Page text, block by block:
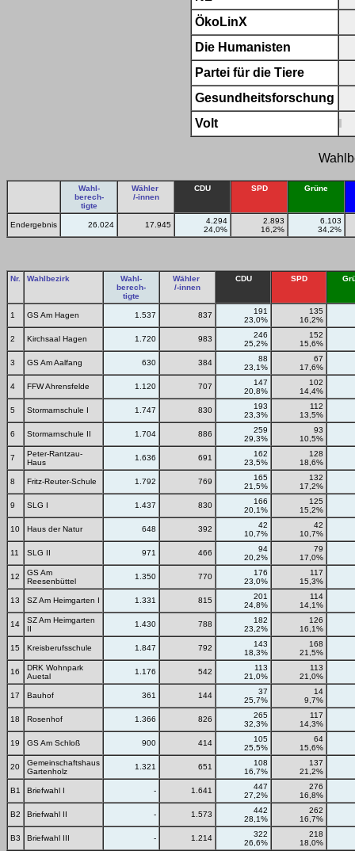
ÖkoLinX
Die Humanisten
Partei für die Tiere
Gesundheitsforschung
Volt
Wahl-
berech-
tigte
Wähler
/-innen
CDU SPD Grüne
Endergebnis 26.024 17.945
4.294
24,0%
2.893
16,2%
6.103
34,2%
Nr. Wahlbezirk
Wahl-
berech-
tigte
Wähler
/-innen
CDU SPD
1 GS Am Hagen 1.537 837
191
23,0%
135
16,2%
2 Kirchsaal Hagen 1.720 983
246
25,2%
152
15,6%
3 GS Am Aalfang 630 384
88
23,1%
67
17,6%
4 FFW Ahrensfelde 1.120 707
147
20,8%
102
14,4%
5 Stormarnschule I 1.747 830
193
23,3%
112
13,5%
6 Stormarnschule II 1.704 886
259
29,3%
93
10,5%
7
Peter-Rantzau-
Haus
1.636 691
162
23,5%
128
18,6%
8 Fritz-Reuter-Schule 1.792 769
165
21,5%
132
17,2%
9 SLG I 1.437 830
166
20,1%
125
15,2%
10 Haus der Natur 648 392
42
10,7%
42
10,7%
11 SLG II 971 466
94
20,2%
79
17,0%
12
GS Am
Reesenbüttel
1.350 770
176
23,0%
117
15,3%
13 SZ Am Heimgarten I 1.331 815
201
24,8%
114
14,1%
14
SZ Am Heimgarten
II
1.430 788
182
23,2%
126
16,1%
15 Kreisberufsschule 1.847 792
143
18,3%
168
21,5%
16
DRK Wohnpark
Auetal
1.176 542
113
21,0%
113
21,0%
17 Bauhof 361 144
37
25,7%
14
9,7%
18 Rosenhof 1.366 826
265
32,3%
117
14,3%
19 GS Am Schloß 900 414
105
25,5%
64
15,6%
20
Gemeinschaftshaus
Gartenholz
1.321 651
108
16,7%
137
21,2%
B1 Briefwahl I - 1.641
447
27,2%
276
16,8%
B2 Briefwahl II - 1.573
442
28,1%
262
16,7%
B3 Briefwahl III - 1.214
322
26,6%
218
18,0%